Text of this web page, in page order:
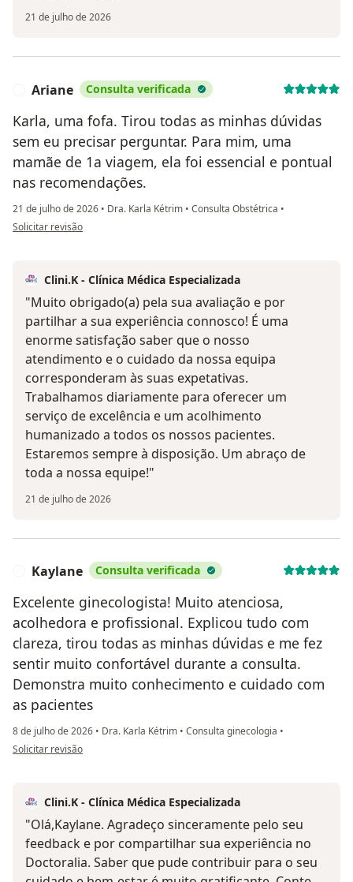
21 de julho de 2026
Ariane Consulta verificada
Karla, uma fofa. Tirou todas as minhas dúvidas
sem eu precisar perguntar. Para mim, uma
mamãe de 1a viagem, ela foi essencial e pontual
nas recomendações.
21 de julho de 2026 • Dra. Karla Kétrim • Consulta Obstétrica •
na opinião do utilizador Ariane
Solicitar revisão
Clini.K - Clínica Médica Especializada
"Muito obrigado(a) pela sua avaliação e por
partilhar a sua experiência connosco! É uma
enorme satisfação saber que o nosso
atendimento e o cuidado da nossa equipa
corresponderam às suas expetativas.
Trabalhamos diariamente para oferecer um
serviço de excelência e um acolhimento
humanizado a todos os nossos pacientes.
Estaremos sempre à disposição. Um abraço de
toda a nossa equipe!"
21 de julho de 2026
Kaylane Consulta verificada
Excelente ginecologista! Muito atenciosa,
acolhedora e profissional. Explicou tudo com
clareza, tirou todas as minhas dúvidas e me fez
sentir muito confortável durante a consulta.
Demonstra muito conhecimento e cuidado com
as pacientes
8 de julho de 2026 • Dra. Karla Kétrim • Consulta ginecologia •
na opinião do utilizador Kaylane
Solicitar revisão
Clini.K - Clínica Médica Especializada
"Olá,Kaylane. Agradeço sinceramente pelo seu
feedback e por compartilhar sua experiência no
Doctoralia. Saber que pude contribuir para o seu